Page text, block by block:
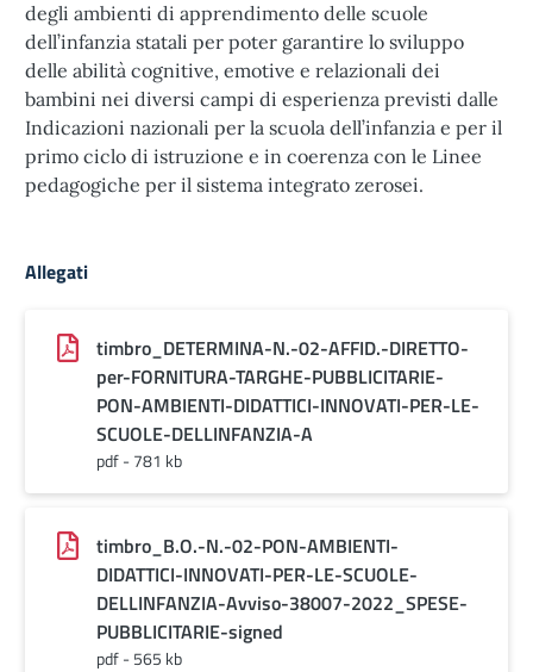
degli ambienti di apprendimento delle scuole
dell’infanzia statali per poter garantire lo sviluppo
delle abilità cognitive, emotive e relazionali dei
bambini nei diversi campi di esperienza previsti dalle
Indicazioni nazionali per la scuola dell’infanzia e per il
primo ciclo di istruzione e in coerenza con le Linee
pedagogiche per il sistema integrato zerosei.
Allegati
timbro_DETERMINA-N.-02-AFFID.-DIRETTO-
per-FORNITURA-TARGHE-PUBBLICITARIE-
PON-AMBIENTI-DIDATTICI-INNOVATI-PER-LE-
SCUOLE-DELLINFANZIA-A
pdf - 781 kb
timbro_B.O.-N.-02-PON-AMBIENTI-
DIDATTICI-INNOVATI-PER-LE-SCUOLE-
DELLINFANZIA-Avviso-38007-2022_SPESE-
PUBBLICITARIE-signed
pdf - 565 kb